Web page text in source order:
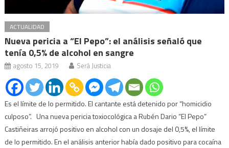
ACTUALIDAD
Nueva pericia a “El Pepo”: el análisis señaló que
tenía 0,5% de alcohol en sangre
agosto 15, 2019 Será Justicia
Es el límite de lo permitido. El cantante está detenido por “homicidio
culposo”. Una nueva pericia toxiocológica a Rubén Dario “El Pepo”
Castiñeiras arrojó positivo en alcohol con un dosaje del 0,5%, el límite
de lo permitido. En el análisis anterior había dado positivo para cocaína